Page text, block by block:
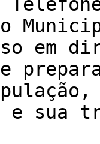
em
e sua